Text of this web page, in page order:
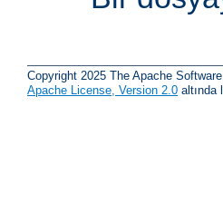
Copyright 2025 The Apache
Apache License, Version 2.0 altında